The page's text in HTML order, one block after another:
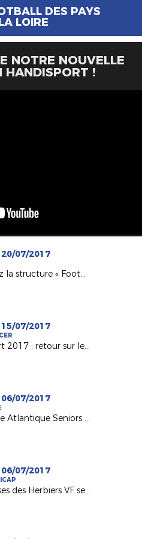
DES PAYS
LOIRE
NOTRE NOUVELLE
HANDISPORT !
07/2017
Découvrez la structure « Foot5 Mobile FFF » !
07/2017
Beach Vert 2017 : retour sur les 4 étapes de la 1ère semaine !
07/2017
50e Coupe Atlantique Seniors : Retour sur la victoire de l'ASPTT Nantes en 1982
07/2017
Les joueuses des Herbiers VF sensibilisées au football adapté